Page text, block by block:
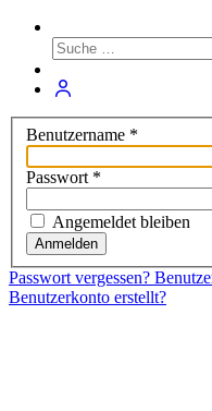
Benutzername *
Passwort *
Angemeldet bleiben
Anmelden
Passwort vergessen?
Benutzerkonto erstellt?